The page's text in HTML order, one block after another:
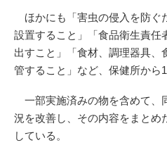
ほかにも「害虫の侵入を防ぐ
設置すること」「食品衛生責任
出すこと」「食材、調理器具、
管すること」など、保健所から
一部実施済みの物を含めて、
況を改善し、その内容をまとめ
している。